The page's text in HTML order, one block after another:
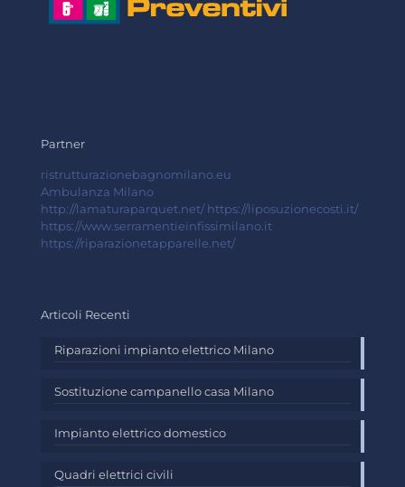
Partner
ristrutturazionebagnomilano.eu
Ambulanza Milano
http://lamaturaparquet.net/ https://liposuzionecosti.it/
https://www.serramentieinfissimilano.it
https://riparazionetapparelle.net/
Articoli Recenti
Riparazioni impianto elettrico Milano
Sostituzione campanello casa Milano
Impianto elettrico domestico
Quadri elettrici civili